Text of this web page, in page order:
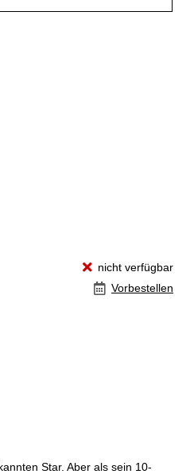
nicht verfügbar
Vorbestellen
Star. Aber als sein 10-